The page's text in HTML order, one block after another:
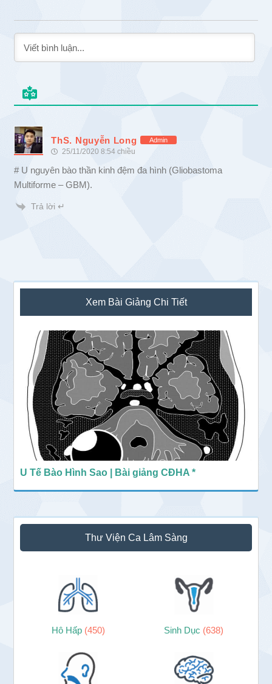
ThS. Nguyễn Long Admin
25/11/2020 8:54 chiều
# U nguyên bào thần kinh đệm đa hình (Gliobastoma
Multiforme – GBM).
Trả lời ↵
Sidebar
chính
Xem Bài Giảng Chi Tiết
U Tế Bào Hình Sao | Bài giảng CĐHA *
Thư Viện Ca Lâm Sàng
Hô Hấp (450) Sinh Dục (638)